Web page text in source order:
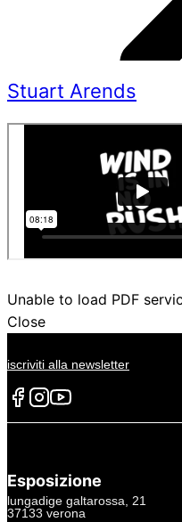
Stuart Arends
Unable to load PDF
Close
iscriviti alla newsletter
Esposizione
lungadige galtarossa, 21
37133 verona